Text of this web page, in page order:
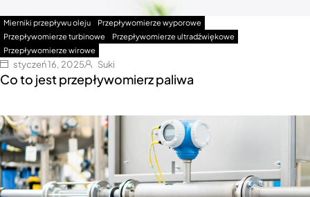
Mierniki przepływu oleju
Przepływomierze wyporowe
Przepływomierze turbinowe
Przepływomierze ultradźwiękowe
Przepływomierze wirowe
styczeń 16, 2025 Suki
Co to jest przepływomierz paliwa